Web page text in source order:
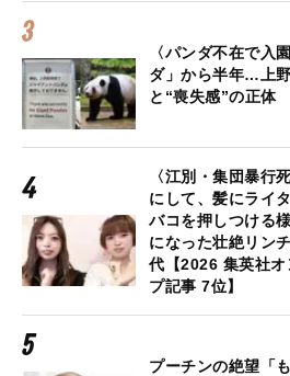
〈パンダ不在で入
ダ」から半年…上
と“喪失感”の正体
〈江別・集団暴行
にして、髪にライ
バコを押しつける
になった壮絶リン
代【2026 集英社
プ記事 7位】
プーチンの絶望「